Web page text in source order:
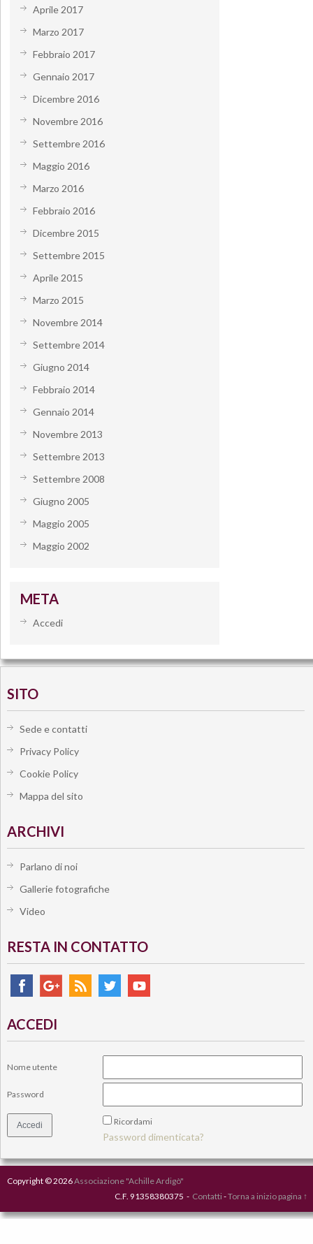
Aprile 2017
Marzo 2017
Febbraio 2017
Gennaio 2017
Dicembre 2016
Novembre 2016
Settembre 2016
Maggio 2016
Marzo 2016
Febbraio 2016
Dicembre 2015
Settembre 2015
Aprile 2015
Marzo 2015
Novembre 2014
Settembre 2014
Giugno 2014
Febbraio 2014
Gennaio 2014
Novembre 2013
Settembre 2013
Settembre 2008
Giugno 2005
Maggio 2005
Maggio 2002
META
Accedi
SITO
Sede e contatti
Privacy Policy
Cookie Policy
Mappa del sito
ARCHIVI
Parlano di noi
Gallerie fotografiche
Video
RESTA IN CONTATTO
ACCEDI
Nome utente
Password
Ricordami
Password dimenticata?
Copyright © 2026Associazione "Achille Ardigò"
C.F. 91358380375 - Contatti -Torna a inizio pagina ↑